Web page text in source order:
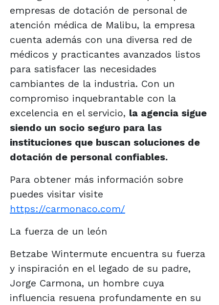
empresas de dotación de personal de
atención médica de Malibu, la empresa
cuenta además con una diversa red de
médicos y practicantes avanzados listos
para satisfacer las necesidades
cambiantes de la industria. Con un
compromiso inquebrantable con la
excelencia en el servicio, la agencia sigue
siendo un socio seguro para las
instituciones que buscan soluciones de
dotación de personal confiables.
Para obtener más información sobre
puedes visitar visite
https://carmonaco.com/
La fuerza de un león
Betzabe Wintermute encuentra su fuerza
y inspiración en el legado de su padre,
Jorge Carmona, un hombre cuya
influencia resuena profundamente en su